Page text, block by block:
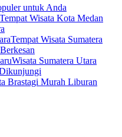
untuk Anda
Tempat Wisata Kota Medan
Tempat Wisata Sumatera
Wisata Sumatera Utara
Brastagi Murah Liburan